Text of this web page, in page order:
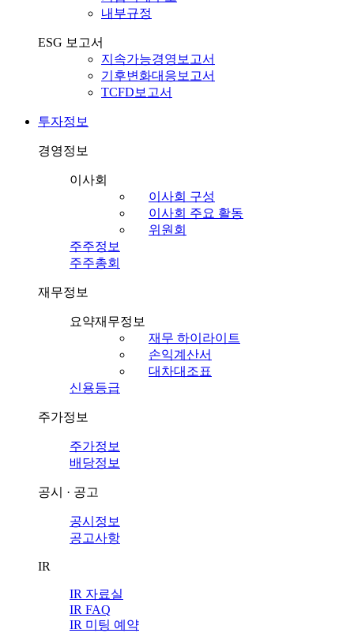
내부규정
ESG 보고서
지속가능경영보고서
기후변화대응보고서
TCFD보고서
투자정보
경영정보
이사회
이사회 구성
이사회 주요 활동
위원회
주주정보
주주총회
재무정보
요약재무정보
재무 하이라이트
손익계산서
대차대조표
신용등급
주가정보
주가정보
배당정보
공시 · 공고
공시정보
공고사항
IR
IR 자료실
IR FAQ
IR 미팅 예약